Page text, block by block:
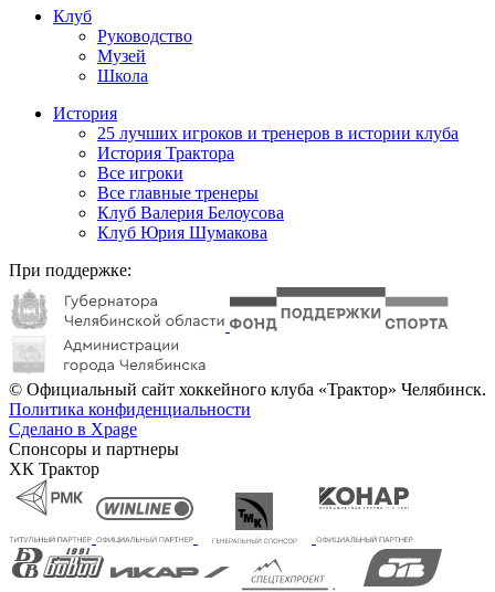
Клуб
Руководство
Музей
Школа
История
25 лучших игроков и тренеров в истории клуба
История Трактора
Все игроки
Все главные тренеры
Клуб Валерия Белоусова
Клуб Юрия Шумакова
При поддержке:
© Официальный сайт хоккейного клуба «Трактор» Челябинск.
Политика конфиденциальности
Сделано в Xpage
Спонсоры и партнеры
ХК Трактор